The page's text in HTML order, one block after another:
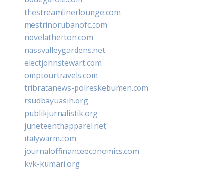
thestreamlinerlounge.com
mestrinorubanofc.com
novelatherton.com
nassvalleygardens.net
electjohnstewart.com
omptourtravels.com
tribratanews-polreskebumen.com
rsudbayuasih.org
publikjurnalistik.org
juneteenthapparel.net
italywarm.com
journaloffinanceeconomics.com
kvk-kumari.org